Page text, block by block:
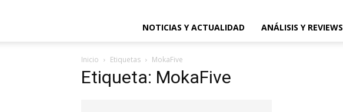
NOTICIAS Y ACTUALIDAD ANÁLISIS Y REVIEWS
Inicio Etiquetas MokaFive
Etiqueta: MokaFive